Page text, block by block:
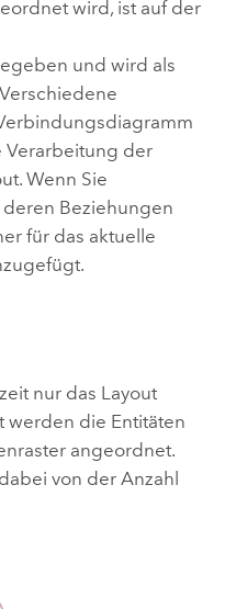
wird, ist auf der
und wird als
Verarbeitung der
Wenn Sie
Beziehungen
für das aktuelle
nur das Layout
werden die Entitäten
angeordnet.
von der Anzahl